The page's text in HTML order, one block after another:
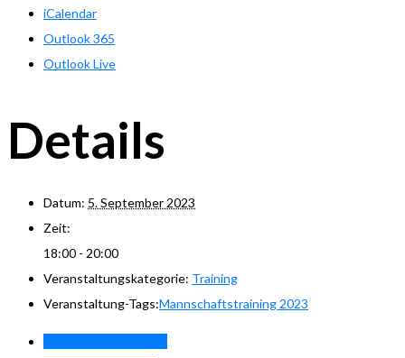
iCalendar
Outlook 365
Outlook Live
Details
Datum: 5. September 2023
Zeit:
18:00 - 20:00
Veranstaltungskategorie: Training
Veranstaltung-Tags:Mannschaftstraining 2023